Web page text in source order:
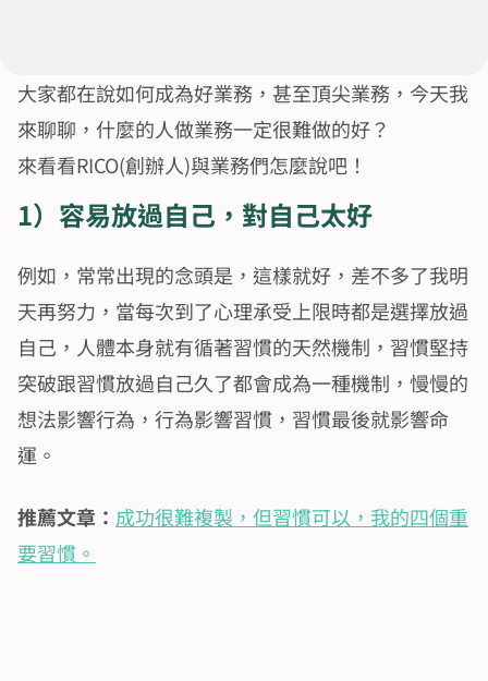
大家都在說如何成為好業務，甚至頂尖業務，今天我
來聊聊，什麼的人做業務一定很難做的好？
來看看RICO(創辦人)與業務們怎麼說吧！
1）容易放過自己，對自己太好
例如，常常出現的念頭是，這樣就好，差不多了我明
天再努力，當每次到了心理承受上限時都是選擇放過
自己，人體本身就有循著習慣的天然機制，習慣堅持
突破跟習慣放過自己久了都會成為一種機制，慢慢的
想法影響行為，行為影響習慣，習慣最後就影響命
運。
推薦文章： 成功很難複製，但習慣可以，我的四個重
要習慣。